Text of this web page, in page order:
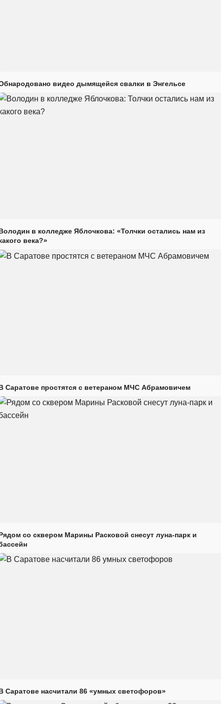
видео дымящейся свалки в Энгельсе
в колледже Яблочкова: «Толчки остались нам из
века?»
Саратове простятся с ветераном МЧС Абрамовичем
со сквером Марины Расковой снесут луна-парк и
Саратове насчитали 86 «умных светофоров»